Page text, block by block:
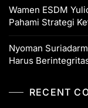
Wamen ESDM
Pahami Strategi
Nyoman
Harus
RECENT